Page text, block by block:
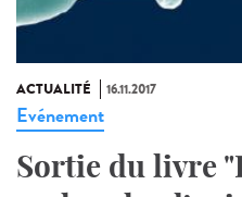
ACTUALITÉ 16.11.2017
Evénement
Sortie du livre